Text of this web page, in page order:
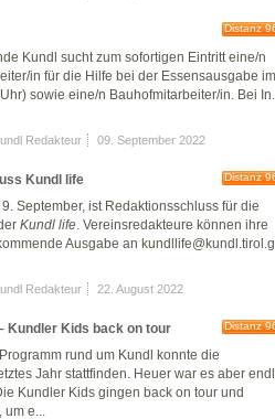
Distanz
Kundl sucht zum sofortigen Eintritt eine/n
in für die Hilfe bei der Essensausgabe
sowie eine/n Bauhofmitarbeiter/in. Bei In...
Redakteur 09. September 2022
Kundl life Distanz
September, ist Redaktionsschluss für die
Kundl life . Vereinsredakteure können ihre
Ausgabe an
Redakteur 22. August 2022
Kundler Kids back on tour Distanz
rund um Kundl konnte die
Jahr stattfinden. Heuer war es aber
Kundler Kids gingen back on tour und
e...